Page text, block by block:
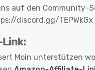
auf den Community-
discord.gg/TEPWkGx
Moin unterstützen